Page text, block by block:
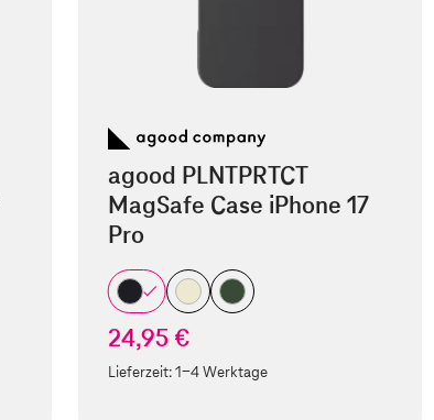
agood PLNTPRTCT
MagSafe Case iPhone 17
Pro
24,95 €
Lieferzeit:1-4 Werktage